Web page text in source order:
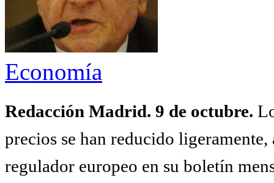
Economía
Redacción Madrid. 9 de octubre.
precios se han reducido
regulador europeo en su boletín